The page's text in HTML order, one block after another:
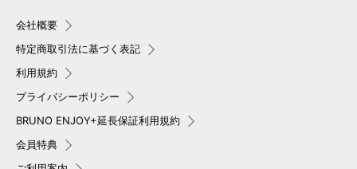
会社概要
特定商取引法に基づく表記
利用規約
プライバシーポリシー
BRUNO ENJOY+延長保証利用規約
会員特典